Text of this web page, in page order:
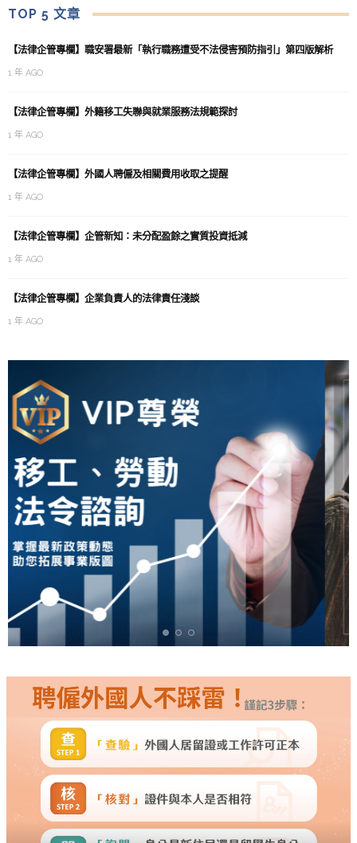
TOP 5 文章
【法律企管專欄】職安署最新「執行職務遭受不法侵害預防指引」第四版解析
1 年 AGO
【法律企管專欄】外籍移工失聯與就業服務法規範探討
1 年 AGO
【法律企管專欄】外國人聘僱及相關費用收取之提醒
1 年 AGO
【法律企管專欄】企管新知：未分配盈餘之實質投資抵減
1 年 AGO
【法律企管專欄】企業負責人的法律責任淺談
1 年 AGO